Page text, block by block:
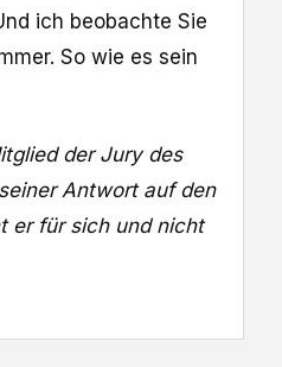
ich beobachte Sie
So wie es sein
der Jury des
Antwort auf den
er für sich und nicht